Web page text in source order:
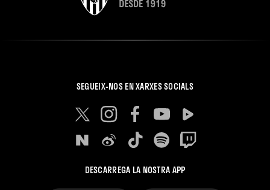
SEGUEIX-NOS EN XARXES SOCIALS
DESCARREGA LA NOSTRA APP